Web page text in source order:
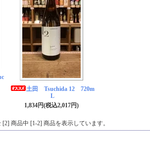
土田 Tsuchida 12 720m
L
1,834円(税込2,017円)
[2] 商品中 [1-2] 商品を表示しています。